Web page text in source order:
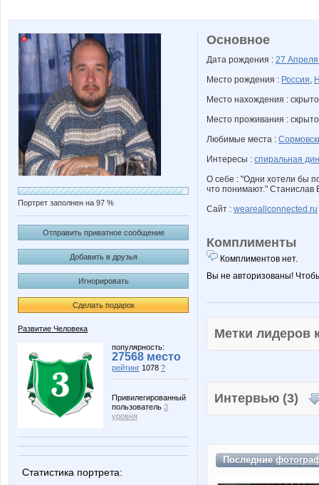
Портрет заполнен на 97 %
Отправить приватное сообщение
Добавить в друзья
Игнорировать
Сделать подарок
Развитие Человека
популярность:
27568 место
рейтинг 1078 ?
Привилегированный
пользователь 3
уровня
Статистика портрета:
Основное
Дата рождения : 27
Место рождения : Россия,
Место нахождения : скрыто
Место проживания : скрыто
Любимые места :
Интересы : спиральная
О себе : "Одни хотели бы
что понимают." Станислав
Сайт : weareallconnected.ru
Комплименты
Комплиментов нет.
Вы не авторизованы!
Метки
Интервью (3)
Последние